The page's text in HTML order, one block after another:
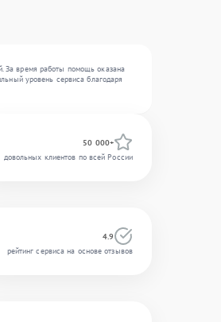
За время работы помощь оказана
уровень сервиса благодаря
50 000+
довольных клиентов по всей России
4.9
рейтинг сервиса на основе отзывов